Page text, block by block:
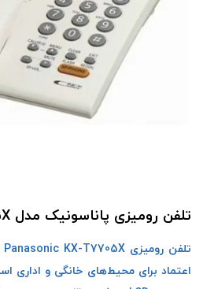
تلفن رومیزی پاناسونیک مدل KX-T7705X
اعتماد برای محیط‌های خانگی و